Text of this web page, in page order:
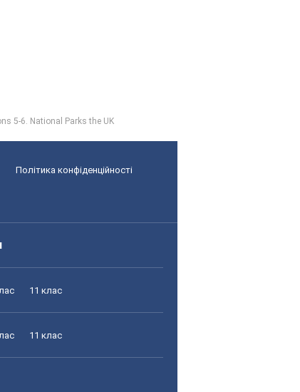
5-6. National Parks the UK
Політика конфіденційності
11 клас
11 клас